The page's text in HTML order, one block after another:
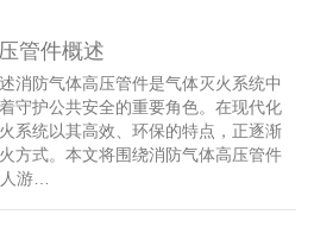
管件概述
消防气体高压管件是气体灭火系统中
守护公共安全的重要角色。在现代化
系统以其高效、环保的特点，正逐渐
方式。本文将围绕消防气体高压管件
游…